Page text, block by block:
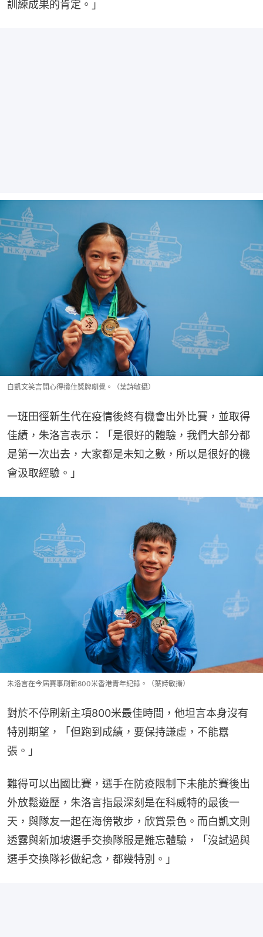
訓練成果的肯定。」
白凱文笑言開心得攬住獎牌瞓覺。（葉詩敏攝）
一班田徑新生代在疫情後終有機會出外比賽，並取得
佳績，朱洛言表示：「是很好的體驗，我們大部分都
是第一次出去，大家都是未知之數，所以是很好的機
會汲取經驗。」
朱洛言在今屆賽事刷新800米香港青年紀錄。（葉詩敏攝）
對於不停刷新主項800米最佳時間，他坦言本身沒有
特別期望，「但跑到成績，要保持謙虛，不能囂
張。」
難得可以出國比賽，選手在防疫限制下未能於賽後出
外放鬆遊歷，朱洛言指最深刻是在科威特的最後一
天，與隊友一起在海傍散步，欣賞景色。而白凱文則
透露與新加坡選手交換隊服是難忘體驗，「沒試過與
選手交換隊衫做紀念，都幾特別。」